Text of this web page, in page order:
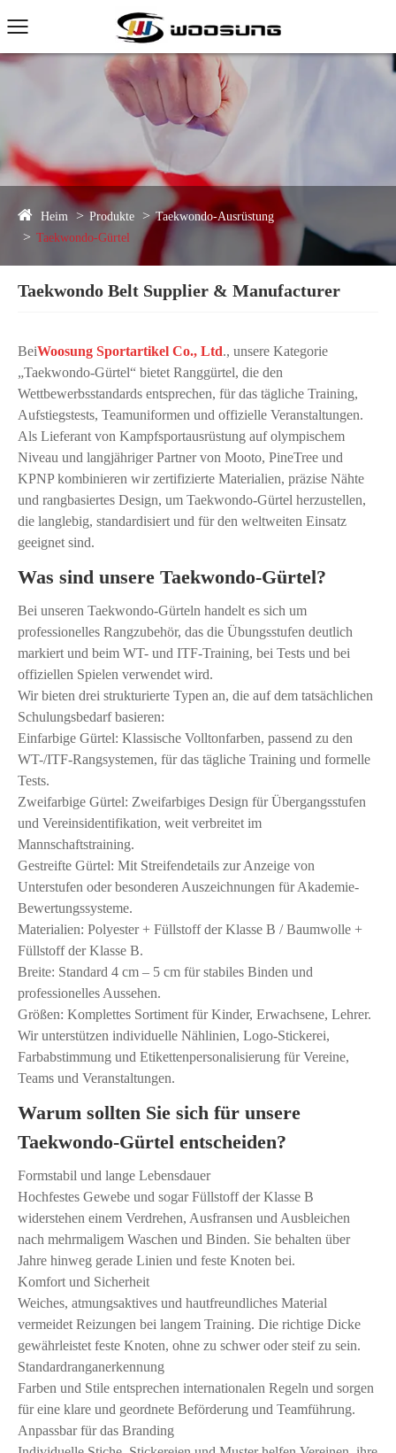
Heim Produkte
Taekwondo-Ausrüstung
Taekwondo-Gürtel
Taekwondo Belt Supplier & Manufacturer
BeiWoosung Sportartikel Co., Ltd., unsere Kategorie
„Taekwondo-Gürtel“ bietet Ranggürtel, die den
Wettbewerbsstandards entsprechen, für das tägliche Training,
Aufstiegstests, Teamuniformen und offizielle Veranstaltungen.
Als Lieferant von Kampfsportausrüstung auf olympischem
Niveau und langjähriger Partner von Mooto, PineTree und
KPNP kombinieren wir zertifizierte Materialien, präzise Nähte
und rangbasiertes Design, um Taekwondo-Gürtel herzustellen,
die langlebig, standardisiert und für den weltweiten Einsatz
geeignet sind.
Was sind unsere Taekwondo-Gürtel?
Bei unseren Taekwondo-Gürteln handelt es sich um
professionelles Rangzubehör, das die Übungsstufen deutlich
markiert und beim WT- und ITF-Training, bei Tests und bei
offiziellen Spielen verwendet wird.
Wir bieten drei strukturierte Typen an, die auf dem tatsächlichen
Schulungsbedarf basieren:
Einfarbige Gürtel: Klassische Volltonfarben, passend zu den
WT-/ITF-Rangsystemen, für das tägliche Training und formelle
Tests.
Zweifarbige Gürtel: Zweifarbiges Design für Übergangsstufen
und Vereinsidentifikation, weit verbreitet im
Mannschaftstraining.
Gestreifte Gürtel: Mit Streifendetails zur Anzeige von
Unterstufen oder besonderen Auszeichnungen für Akademie-
Bewertungssysteme.
Materialien: Polyester + Füllstoff der Klasse B / Baumwolle +
Füllstoff der Klasse B.
Breite: Standard 4 cm – 5 cm für stabiles Binden und
professionelles Aussehen.
Größen: Komplettes Sortiment für Kinder, Erwachsene, Lehrer.
Wir unterstützen individuelle Nählinien, Logo-Stickerei,
Farbabstimmung und Etikettenpersonalisierung für Vereine,
Teams und Veranstaltungen.
Warum sollten Sie sich für unsere
Taekwondo-Gürtel entscheiden?
Formstabil und lange Lebensdauer
Hochfestes Gewebe und sogar Füllstoff der Klasse B
widerstehen einem Verdrehen, Ausfransen und Ausbleichen
nach mehrmaligem Waschen und Binden. Sie behalten über
Jahre hinweg gerade Linien und feste Knoten bei.
Komfort und Sicherheit
Weiches, atmungsaktives und hautfreundliches Material
vermeidet Reizungen bei langem Training. Die richtige Dicke
gewährleistet feste Knoten, ohne zu schwer oder steif zu sein.
Standardranganerkennung
Farben und Stile entsprechen internationalen Regeln und sorgen
für eine klare und geordnete Beförderung und Teamführung.
Anpassbar für das Branding